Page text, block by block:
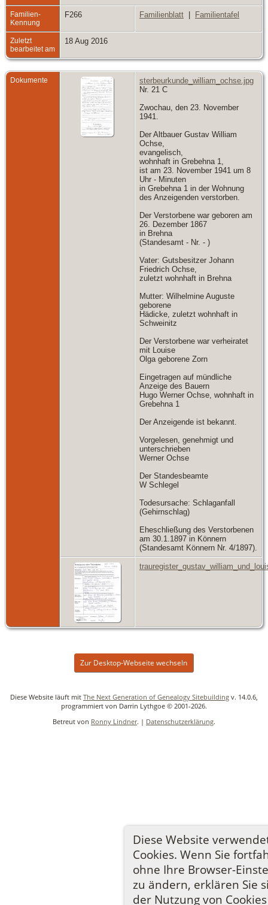
Diese Website
Cookies. Wenn Sie
ohne Ihre Browser-
zu ändern, erklären Sie
der Nutzung von Cookies
Familien-
Kennung
F266 Familienblatt | Familientafel
Zuletzt
bearbeitet am
18 Aug 2016
Dokumente
sterbeurkunde_william_ochse.jpg
Nr. 21 C
Zwochau, den 23. November
1941.
Der Altbauer Gustav William
Ochse,
evangelisch,
wohnhaft in Grebehna 1,
ist am 23. November 1941 um 8
Uhr - Minuten
in Grebehna 1 in der Wohnung
des Anzeigenden verstorben.
Der Verstorbene war geboren am
26. Dezember 1867
in Brehna
(Standesamt - Nr. - )
Vater: Gutsbesitzer Johann
Friedrich Ochse,
zuletzt wohnhaft in Brehna
Mutter: Wilhelmine Auguste
geborene
Hädicke, zuletzt wohnhaft in
Schweinitz
Der Verstorbene war verheiratet
mit Louise
Olga geborene Zorn
Eingetragen auf mündliche
Anzeige des Bauern
Hugo Werner Ochse, wohnhaft in
Grebehna 1
Der Anzeigende ist bekannt.
Vorgelesen, genehmigt und
unterschrieben
Werner Ochse
Der Standesbeamte
W Schlegel
Todesursache: Schlaganfall
(Gehirnschlag)
Eheschließung des Verstorbenen
am 30.1.1897 in Könnern
(Standesamt Könnern Nr. 4/1897).
Zur Desktop-Webseite wechseln
Diese Website läuft mit The Next Generation of Genealogy Sitebuilding v. 14.0.6,
programmiert von Darrin Lythgoe © 2001-2026.
Betreut von Ronny Lindner. | Datenschutzerklärung.